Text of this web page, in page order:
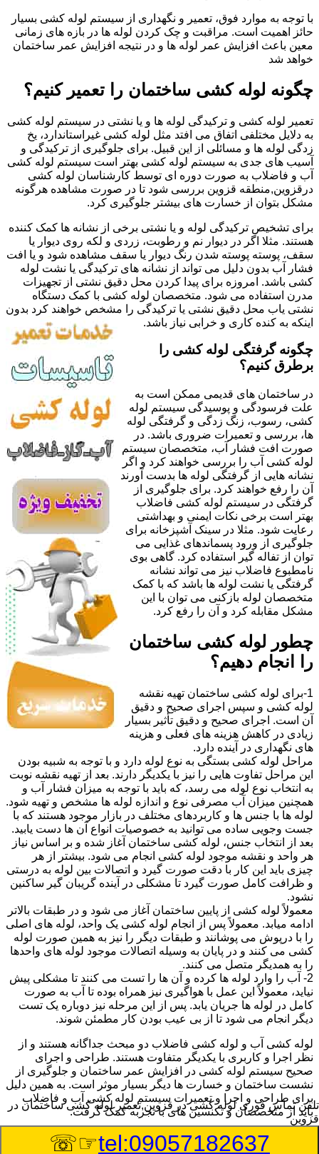
با توجه به موارد فوق، تعمیر و نگهداری از سیستم لوله کشی بسیار
حائز اهمیت است. مراقبت و چک کردن لوله ها در بازه های زمانی
معین باعث افزایش عمر لوله ها و در نتیجه افزایش عمر ساختمان
خواهد شد
چگونه لوله کشی ساختمان را تعمیر کنیم؟
تعمیر لوله کشی و ترکیدگی لوله ها و یا نشتی در سیستم لوله کشی
به دلایل مختلفی اتفاق می افتد مثل لوله کشی غیراستاندارد، یخ
زدگی لوله ها و مسائلی از این قبیل. برای جلوگیری از ترکیدگی و
آسیب های جدی به سیستم لوله کشی بهتر است سیستم لوله کشی
آب و فاضلاب به صورت دوره ای توسط کارشناسان لوله کشی
درقزوین,منطقه قزوین بررسی شود تا در صورت مشاهده هرگونه
مشکل بتوان از خسارت های بیشتر جلوگیری کرد.
برای تشخیص ترکیدگی لوله و یا نشتی برخی از نشانه ها کمک کننده
هستند. مثلا اگر در دیوار نم و رطوبت، زردی و لکه روی دیوار یا
سقف، پوسته پوسته شدن رنگ دیوار یا سقف مشاهده شود و یا افت
فشار آب بدون دلیل می تواند از نشانه های ترکیدگی یا نشت لوله
کشی باشد. امروزه برای پیدا کردن محل دقیق نشتی از تجهیزات
مدرن استفاده می شود. متخصصان لوله کشی با کمک دستگاه
نشتی یاب محل دقیق نشتی یا ترکیدگی را مشخص خواهند کرد بدون
اینکه به کنده کاری و خرابی نیاز باشد.
چگونه گرفتگی لوله کشی را
برطرق کنیم؟
در ساختمان های قدیمی ممکن است به
علت فرسودگی و پوسیدگی سیستم لوله
کشی، رسوب، زنگ زدگی و گرفتگی لوله
ها، بررسی و تعمیرات ضروری باشد. در
صورت افت فشار آب، متخصصان سیستم
لوله کشی آب را بررسی خواهند کرد و اگر
نشانه هایی از گرفتگی لوله ها بدست آورند
آن را رفع خواهند کرد. برای جلوگیری از
گرفتگی در سیستم لوله کشی فاضلاب
بهتر است برخی نکات ایمنی و بهداشتی
رعایت شود. مثلا در سینک آشپزخانه برای
جلوگیری از ورود پسماندهای غذایی می
توان از تفاله گیر استفاده کرد. گاهی بوی
نامطبوع فاضلاب نیز می تواند نشانه
گرفتگی یا نشت لوله ها باشد که با کمک
متخصصان لوله بازکنی می توان با این
مشکل مقابله کرد و آن را رفع کرد.
چطور لوله کشی ساختمان
را انجام دهیم؟
1-برای لوله کشی ساختمان تهیه نقشه
لوله کشی و سپس اجرای صحیح و دقیق
آن است. اجرای صحیح و دقیق تأثیر بسیار
زیادی در کاهش هزینه های فعلی و هزینه
های نگهداری در آینده دارد.
مراحل لوله کشی بستگی به نوع لوله دارد و با توجه به شبیه بودن
این مراحل تفاوت هایی را نیز با یکدیگر دارند. بعد از تهیه نقشه نوبت
به انتخاب نوع لوله می رسد، که باید با توجه به میزان فشار آب و
همچنین میزان آب مصرفی نوع و اندازه لوله ها مشخص و تهیه شود.
لوله ها با جنس ها و کاربردهای مختلف در بازار موجود هستند که با
جست وجویی ساده می توانید به خصوصیات انواع آن ها دست یابید.
بعد از انتخاب جنس، لوله کشی ساختمان آغاز شده و بر اساس نیاز
هر واحد و نقشه موجود لوله کشی انجام می شود. بیشتر از هر
چیزی باید این کار با دقت صورت گیرد و اتصالات بین لوله به درستی
و ظرافت کامل صورت گیرد تا مشکلی در آینده گریبان گیر ساکنین
نشود.
معمولاً لوله کشی از پایین ساختمان آغاز می شود و در طبقات بالاتر
ادامه میابد. معمولاً پس از انجام لوله کشی یک واحد، لوله های اصلی
را با درپوش می پوشانند و طبقات دیگر را نیز به همین صورت لوله
کشی می کنند و در پایان به وسیله اتصالات موجود لوله های واحدها
را به همدیگر متصل می کنند.
2- آب را وارد لوله ها کرده و آن ها را تست می کنند تا مشکلی پیش
نیاید، معمولاً این عمل با هواگیری نیز همراه بوده تا آب به صورت
کامل در لوله ها جریان یابد. پس از این مرحله نیز دوباره یک تست
دیگر انجام می شود تا از بی عیب بودن کار مطمئن شوند.
لوله کشی آب و لوله کشی فاضلاب دو مبحث جداگانه هستند و از
نظر اجرا و کاربری با یکدیگر متفاوت هستند. طراحی و اجرای
صحیح سیستم لوله کشی در افزایش عمر ساختمان و جلوگیری از
نشست ساختمان و خسارت ها دیگر بسیار موثر است. به همین دلیل
برای طراحی و اجرا و تعمیرات سیستم لوله کشی آب و فاضلاب
باید از متخصصان و تکنسین های با تجربه کمک گرفت.
:Published Date
تلفن تماس فوریلوله کشی در قزوین,تعمیر لوله کشی ساختمان در
قزوین
tel:09057182637
☞☏